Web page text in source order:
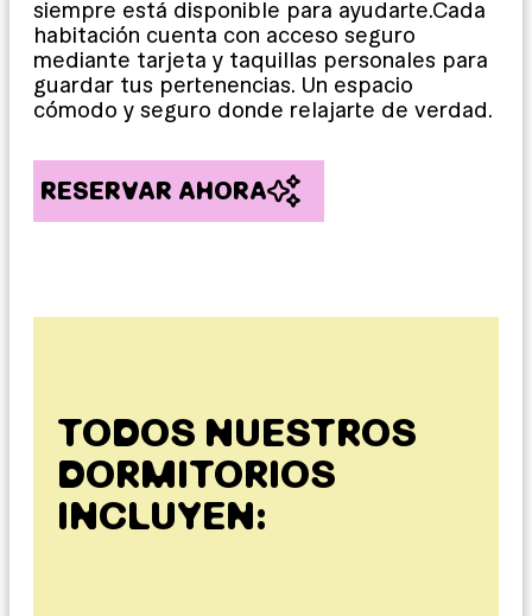
siempre está disponible para ayudarte.Cada
habitación cuenta con acceso seguro
mediante tarjeta y taquillas personales para
guardar tus pertenencias. Un espacio
cómodo y seguro donde relajarte de verdad.
RESERVAR AHORA
TODOS NUESTROS
DORMITORIOS
INCLUYEN: